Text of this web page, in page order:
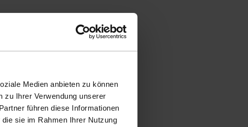
Medien anbieten zu können
zu Ihrer Verwendung unserer
führen diese Informationen
sie im Rahmen Ihrer Nutzung